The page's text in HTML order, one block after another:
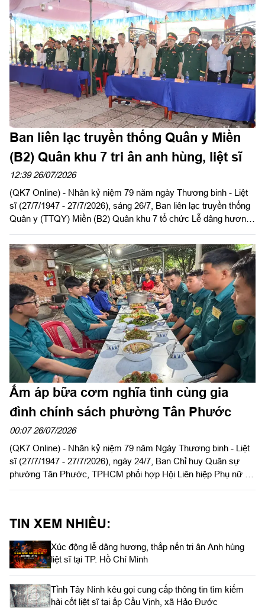
Ban liên lạc truyền thống Quân y Miền
(B2) Quân khu 7 tri ân anh hùng, liệt sĩ
12:39 26/07/2026
(QK7 Online) - Nhân kỷ niệm 79 năm ngày Thương binh - Liệt
sĩ (27/7/1947 - 27/7/2026), sáng 26/7, Ban liên lạc truyền thống
Quân y (TTQY) Miền (B2) Quân khu 7 tổ chức Lễ dâng hương
tích lịch sử Quốc gia địa điểm Căn cứ Cục Hậu cần Quân giải
phóng miền Nam Việt Nam (1973 - 1975), xã Lộc Quang, thành
phố Đồng Nai.
Ấm áp bữa cơm nghĩa tình cùng gia
đình chính sách phường Tân Phước
00:07 26/07/2026
(QK7 Online) - Nhân kỷ niệm 79 năm Ngày Thương binh - Liệt
sĩ (27/7/1947 - 27/7/2026), ngày 24/7, Ban Chỉ huy Quân sự
phường Tân Phước, TPHCM phối hợp Hội Liên hiệp Phụ nữ và
TIN XEM NHIỀU:
Xúc động lễ dâng hương, thắp nến tri ân Anh hùng
liệt sĩ tại TP. Hồ Chí Minh
Tỉnh Tây Ninh kêu gọi cung cấp thông tin tìm kiếm
hài cốt liệt sĩ tại ấp Cầu Vịnh, xã Hảo Đước